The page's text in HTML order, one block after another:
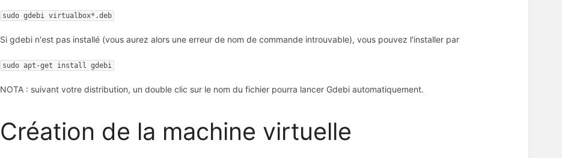
sudo gdebi virtualbox*.deb
Si gdebi n'est pas installé (vous aurez alors une erreur de nom de commande introuvable), vous pouvez l'installer par
sudo apt-get install gdebi
NOTA : suivant votre distribution, un double clic sur le nom du fichier pourra lancer Gdebi automatiquement.
Création de la machine virtuelle